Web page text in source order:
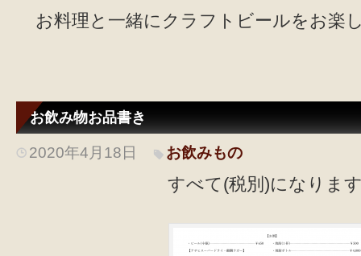
お料理と一緒にクラフトビールをお楽
お飲み物お品書き
2020年4月18日 お飲みもの
すべて(税別)になりま